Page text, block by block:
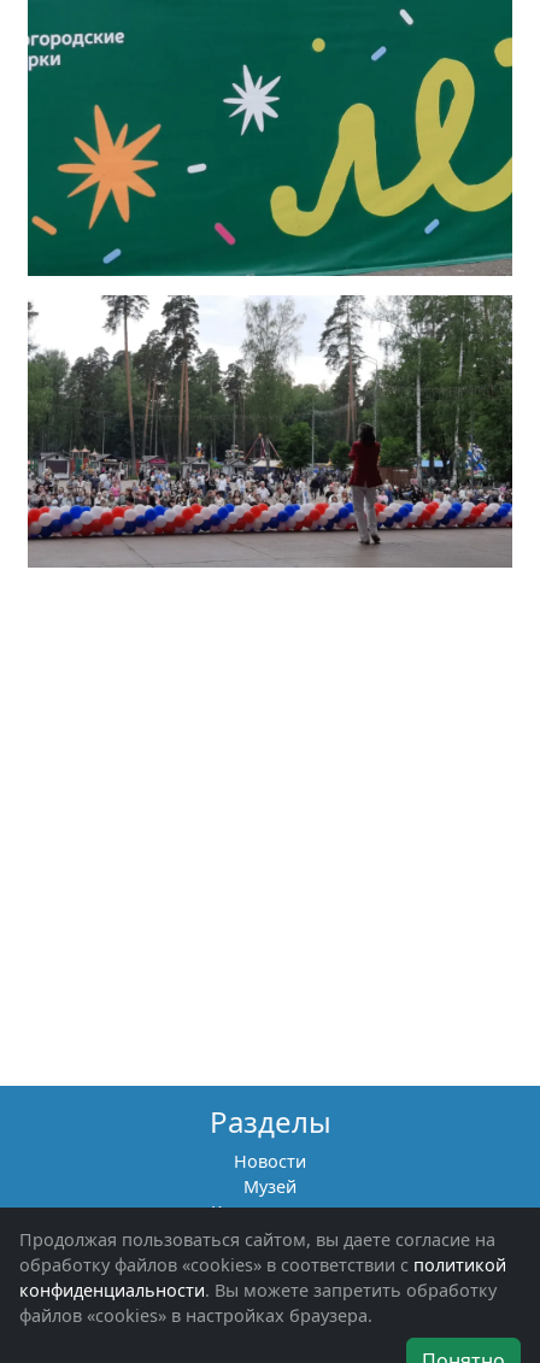
Разделы
Новости
Музей
Книги памяти
Фотоальбомы
Обращения граждан
Помощь участникам СВО и их семьям
Об организации
Продолжая пользоваться сайтом, вы даете согласие на
обработку файлов «cookies» в соответствии с политикой
конфиденциальности. Вы можете запретить обработку
файлов «cookies» в настройках браузера.